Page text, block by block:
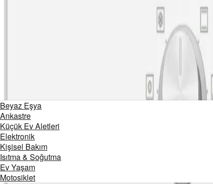
Beyaz Eşya
Ankastre
Küçük Ev Aletleri
Elektronik
Kişisel Bakım
Isıtma & Soğutma
Ev Yaşam
Motosiklet